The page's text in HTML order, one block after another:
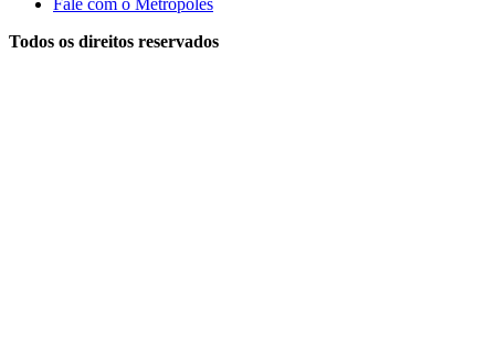
Fale com o Metrópoles
Todos os direitos reservados